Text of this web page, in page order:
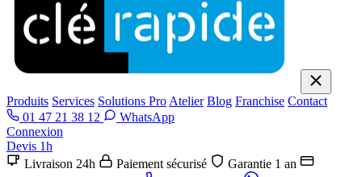
Produits Services Solutions Pro Atelier Blog Franchise Contact
01 47 21 38 12
WhatsApp
Connexion
Devis 1h
Livraison 24h
Paiement sécurisé
Garantie 1 an